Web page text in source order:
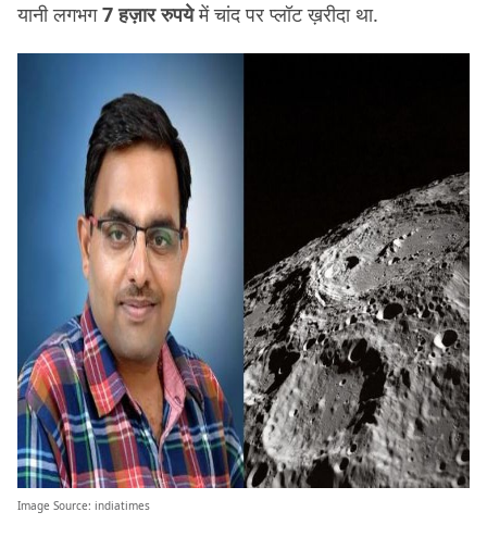
यानी लगभग7 हज़ार रुपयेमें चांद पर प्लॉट ख़रीदा था.
Image Source: indiatimes